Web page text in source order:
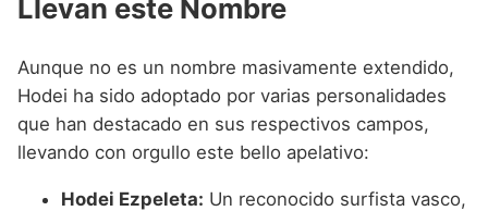
Llevan este Nombre
Aunque no es un nombre masivamente extendido,
Hodei ha sido adoptado por varias personalidades
que han destacado en sus respectivos campos,
llevando con orgullo este bello apelativo:
Hodei Ezpeleta: Un reconocido surfista vasco,